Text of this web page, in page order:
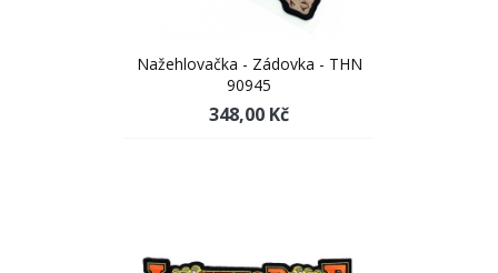
Nažehlovačka - Zádovka - THN
90945
348,00 Kč